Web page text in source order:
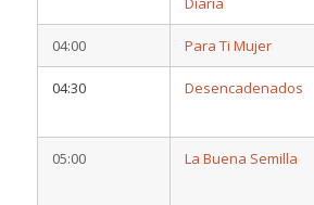
04:00 Para Ti Mujer
04:30 Desencadenados
05:00 La Buena Semilla